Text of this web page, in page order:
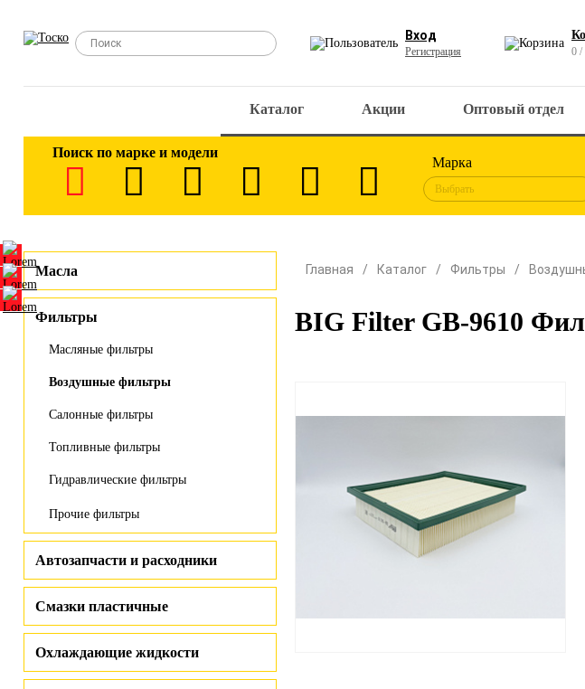
Вход
Регистрация 0 /
Каталог Акции Оптовый отдел
Поиск по марке и модели
Марка
Выбрать
Масла
Фильтры
Масляные фильтры
Воздушные фильтры
Салонные фильтры
Топливные фильтры
Гидравлические фильтры
Прочие фильтры
Автозапчасти и расходники
Смазки пластичные
Охлаждающие жидкости
Главная Каталог Фильтры
BIG Filter GB-9610